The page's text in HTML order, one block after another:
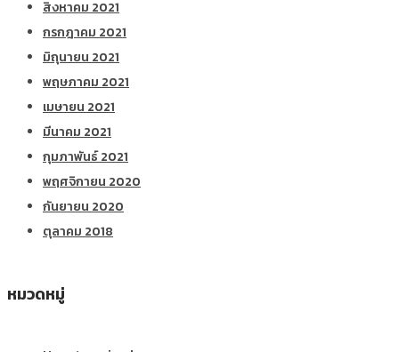
สิงหาคม 2021
กรกฎาคม 2021
มิถุนายน 2021
พฤษภาคม 2021
เมษายน 2021
มีนาคม 2021
กุมภาพันธ์ 2021
พฤศจิกายน 2020
กันยายน 2020
ตุลาคม 2018
หมวดหมู่